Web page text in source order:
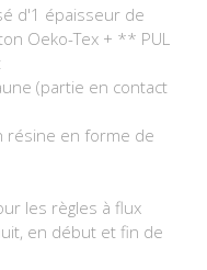
d'1 épaisseur de
Oeko-Tex + ** PUL
(partie en contact
résine en forme de
les règles à flux
en début et fin de